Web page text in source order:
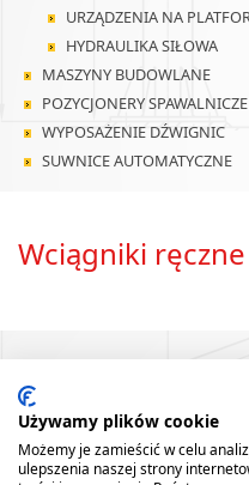
URZĄDZENIA NA
HYDRAULIKA SIŁOWA
MASZYNY BUDOWLANE
POZYCJONERY SPAWALNICZE
WYPOSAŻENIE DŹWIGNIC
SUWNICE AUTOMATYCZNE
Wciągniki
Używamy plików cookie
Możemy je zamieścić w celu
ulepszenia naszej strony